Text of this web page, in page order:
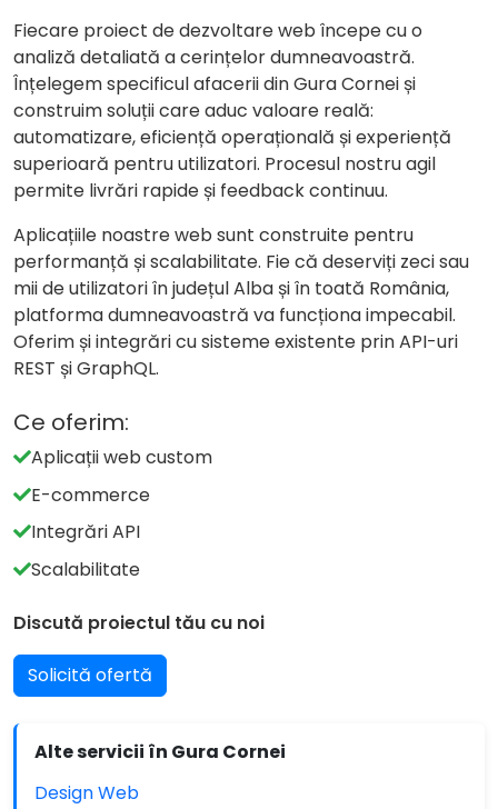
Fiecare proiect de dezvoltare web începe cu o
analiză detaliată a cerințelor dumneavoastră.
Înțelegem specificul afacerii din Gura Cornei și
construim soluții care aduc valoare reală:
automatizare, eficiență operațională și experiență
superioară pentru utilizatori. Procesul nostru agil
permite livrări rapide și feedback continuu.
Aplicațiile noastre web sunt construite pentru
performanță și scalabilitate. Fie că deserviți zeci sau
mii de utilizatori în județul Alba și în toată România,
platforma dumneavoastră va funcționa impecabil.
Oferim și integrări cu sisteme existente prin API-uri
REST și GraphQL.
Ce oferim:
Aplicații web custom
E-commerce
Integrări API
Scalabilitate
Discută proiectul tău cu noi
Solicită ofertă
Alte servicii în Gura Cornei
Design Web